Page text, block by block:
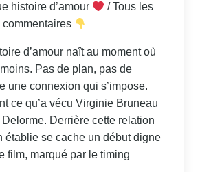
histoire d’amour
/ Tous les
d’amour naît au moment où
Pas de plan, pas de
une connexion qui s’impose.
ce qu’a vécu Virginie Bruneau
Derrière cette relation
établie se cache un début digne
film, marqué par le timing